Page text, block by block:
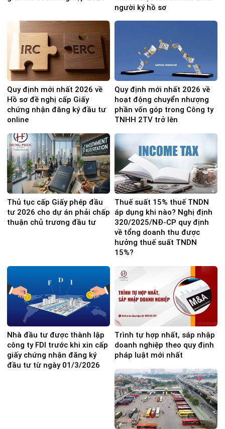
người ký hồ sơ
Quy định mới nhất 2026 về
Hồ sơ đề nghị cấp Giấy
chứng nhận đăng ký đầu tư
online
Quy định mới nhất 2026 về
hoạt động chuyển nhượng
phần vốn góp trong Công ty
TNHH 2TV trở lên
Thủ tục cấp Giấy phép đầu
tư 2026 cho dự án phải chấp
thuận chủ trương đầu tư
Thuế suất 15% thuế TNDN
áp dụng khi nào? Nghị định
320/2025/NĐ-CP quy định
về tổng doanh thu được
hưởng thuế suất TNDN
15%?
Nhà đầu tư được thành lập
công ty FDI trước khi xin cấp
giấy chứng nhận đăng ký
đầu tư từ ngày 01/3/2026
Trình tự hợp nhất, sáp nhập
doanh nghiệp theo quy định
pháp luật mới nhất